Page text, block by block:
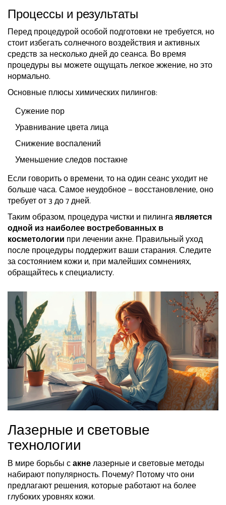
Процессы и результаты
Перед процедурой особой подготовки не требуется, но
стоит избегать солнечного воздействия и активных
средств за несколько дней до сеанса. Во время
процедуры вы можете ощущать легкое жжение, но это
нормально.
Основные плюсы химических пилингов:
Сужение пор
Уравнивание цвета лица
Снижение воспалений
Уменьшение следов постакне
Если говорить о времени, то на один сеанс уходит не
больше часа. Самое неудобное — восстановление, оно
требует от 3 до 7 дней.
Таким образом, процедура чистки и пилингаявляется
одной из наиболее востребованных в
косметологии при лечении акне. Правильный уход
после процедуры поддержит ваши старания. Следите
за состоянием кожи и, при малейших сомнениях,
обращайтесь к специалисту.
Лазерные и световые
технологии
В мире борьбы сакнелазерные и световые методы
набирают популярность. Почему? Потому что они
предлагают решения, которые работают на более
глубоких уровнях кожи.